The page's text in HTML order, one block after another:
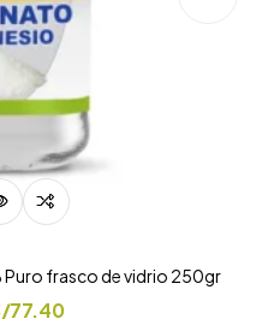
frasco de vidrio 250gr
77.40